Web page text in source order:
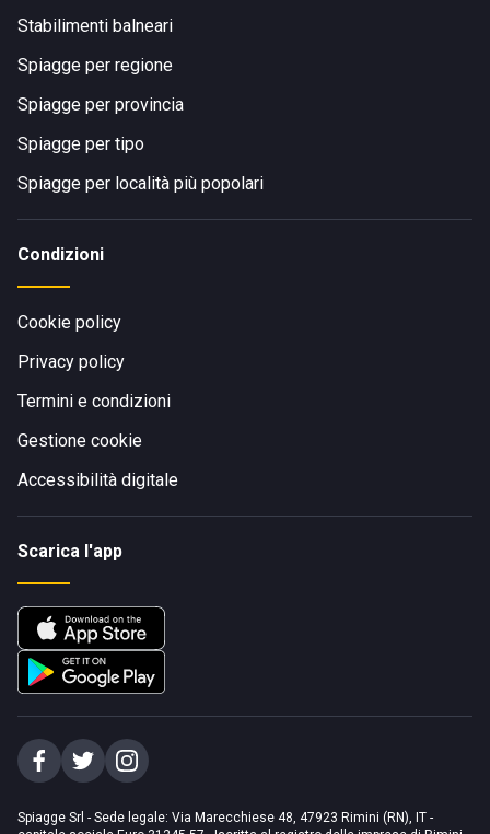
Stabilimenti balneari
Spiagge per regione
Spiagge per provincia
Spiagge per tipo
Spiagge per località più popolari
Condizioni
Cookie policy
Privacy policy
Termini e condizioni
Gestione cookie
Accessibilità digitale
Scarica l'app
Spiagge Srl - Sede legale: Via Marecchiese 48, 47923 Rimini (RN), IT -